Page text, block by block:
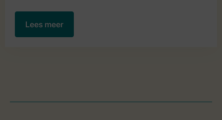
Lees meer